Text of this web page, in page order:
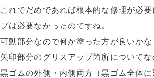
これでだめであれば根本的な修理が必
プは必要なかったのですね。
可動部分なので何か塗った方が良いか
矢印部分のグリスアップ箇所についてな
黒ゴムの外側・内側両方（黒ゴム全体